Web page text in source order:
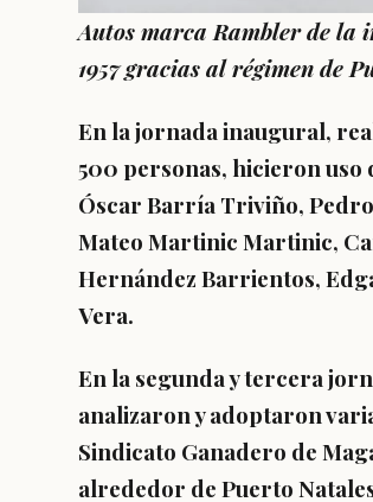
Autos marca Rambler de la
1957 gracias al régimen de
En la jornada inaugural,
500 personas, hicieron
Óscar Barría Triviño,
Mateo Martinic Martinic,
Hernández Barrientos,
Vera.
En la segunda y tercera
analizaron y adoptaron
Sindicato Ganadero de
alrededor de Puerto